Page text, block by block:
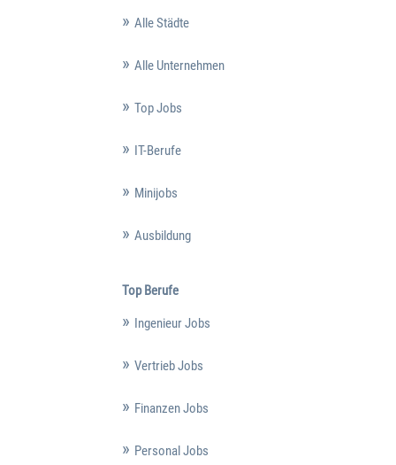
Alle Städte
Alle Unternehmen
Top Jobs
IT-Berufe
Minijobs
Ausbildung
Top Berufe
Ingenieur Jobs
Vertrieb Jobs
Finanzen Jobs
Personal Jobs